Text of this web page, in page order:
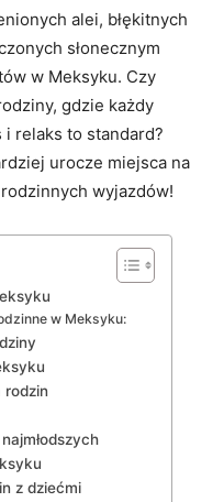
alei, błękitnych
słonecznym
w Meksyku. Czy
gdzie każdy
relaks to standard?
urocze miejsca na
wyjazdów!
w Meksyku:
rodzin
z dziećmi